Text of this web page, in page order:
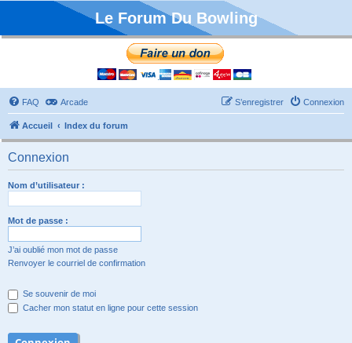
Le Forum Du Bowling
FAQ Arcade Connexion
S’enregistrer
Accueil Index du forum
Connexion
Nom d’utilisateur :
Mot de passe :
J’ai oublié mon mot de passe
Renvoyer le courriel de confirmation
Se souvenir de moi
Cacher mon statut en ligne pour cette session